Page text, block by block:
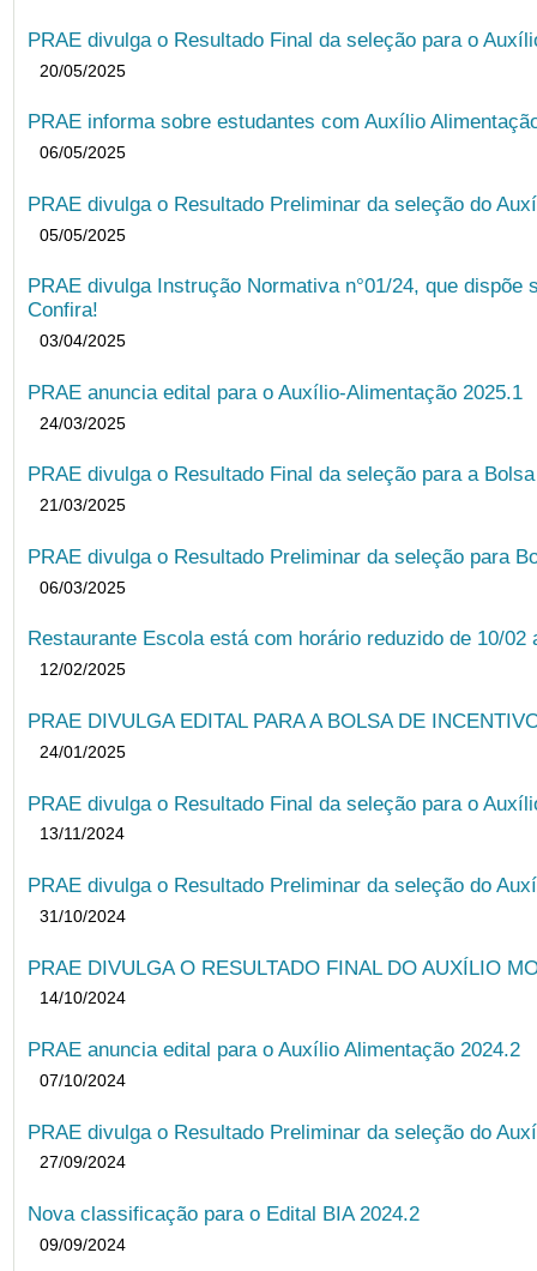
PRAE divulga o Resultado Final da seleção para o
20/05/2025
PRAE informa sobre estudantes com Auxílio
06/05/2025
PRAE divulga o Resultado Preliminar da seleção do
05/05/2025
PRAE divulga Instrução Normativa n°01/24, que
Confira!
03/04/2025
PRAE anuncia edital para o Auxílio-Alimentação 2025.1
24/03/2025
PRAE divulga o Resultado Final da seleção para a
21/03/2025
PRAE divulga o Resultado Preliminar da seleção para
06/03/2025
Restaurante Escola está com horário reduzido de 10/
12/02/2025
PRAE DIVULGA EDITAL PARA A BOLSA DE
24/01/2025
PRAE divulga o Resultado Final da seleção para o
13/11/2024
PRAE divulga o Resultado Preliminar da seleção do
31/10/2024
PRAE DIVULGA O RESULTADO FINAL DO AUXÍLIO
14/10/2024
PRAE anuncia edital para o Auxílio Alimentação 2024.2
07/10/2024
PRAE divulga o Resultado Preliminar da seleção do
27/09/2024
Nova classificação para o Edital BIA 2024.2
09/09/2024